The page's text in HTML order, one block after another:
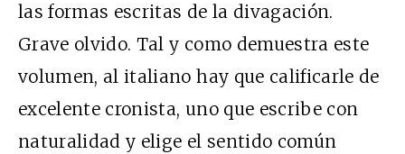
las formas escritas de la divagación.
Grave olvido. Tal y como demuestra este
volumen, al italiano hay que calificarle de
excelente cronista, uno que escribe con
naturalidad y elige el sentido común